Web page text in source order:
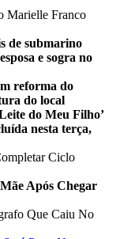
Marielle Franco
de submarino
e sogra no
reforma do
do local
do Meu Filho’
nesta terça,
Ciclo
Após Chegar
Que Caiu No